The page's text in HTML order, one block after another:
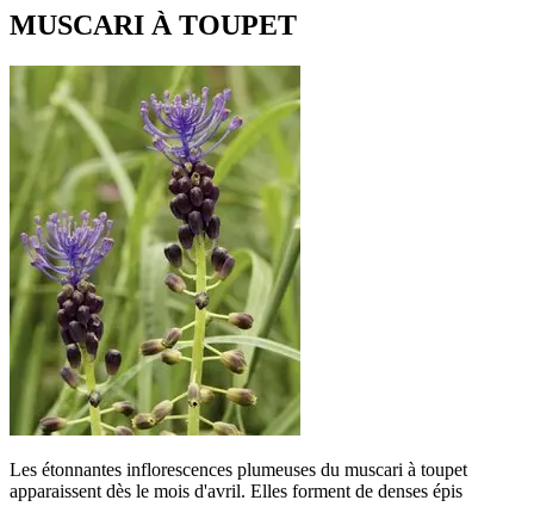
MUSCARI À TOUPET
Les étonnantes inflorescences plumeuses du muscari à toupet
apparaissent dès le mois d'avril. Elles forment de denses épis